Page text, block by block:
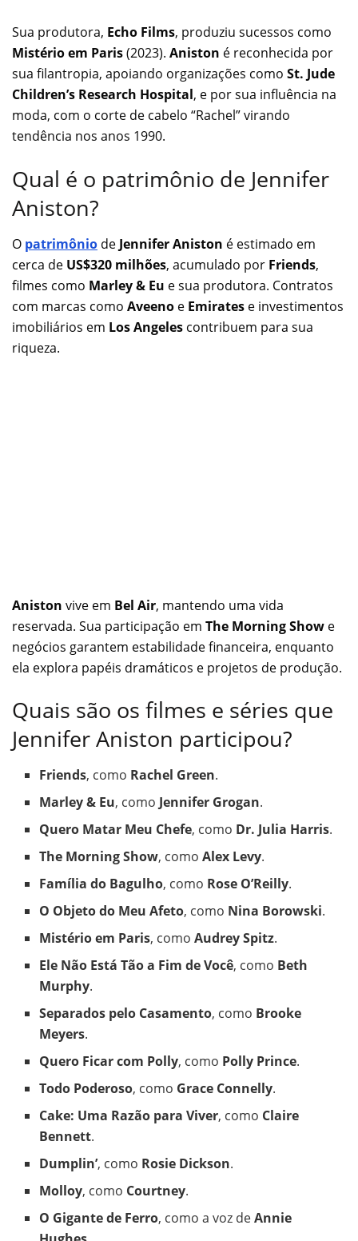
Sua produtora, Echo Films, produziu sucessos como
Mistério em Paris(2023). Aniston é reconhecida por
sua filantropia, apoiando organizações como St. Jude
Children’s Research Hospital, e por sua influência na
moda, com o corte de cabelo “Rachel” virando
tendência nos anos 1990.
Qual é o patrimônio de Jennifer
Aniston?
O patrimônio de Jennifer Aniston é estimado em
cerca de US$320 milhões, acumulado por Friends,
filmes como Marley & Eu e sua produtora. Contratos
com marcas como Aveeno e Emirates e investimentos
imobiliários em Los Angeles contribuem para sua
riqueza.
Aniston vive em Bel Air, mantendo uma vida
reservada. Sua participação em The Morning Show e
negócios garantem estabilidade financeira, enquanto
ela explora papéis dramáticos e projetos de produção.
Quais são os filmes e séries que
Jennifer Aniston participou?
Friends, como Rachel Green.
Marley & Eu, como Jennifer Grogan.
Quero Matar Meu Chefe, como Dr. Julia Harris.
The Morning Show, comoAlex Levy.
Família do Bagulho, como Rose O’Reilly.
O Objeto do Meu Afeto, como Nina Borowski.
Mistério em Paris, comoAudrey Spitz.
Ele Não Está Tão a Fim de Você, como Beth
Murphy.
Separados pelo Casamento, como Brooke
Meyers.
Quero Ficar com Polly, como Polly Prince.
Todo Poderoso, como Grace Connelly.
Cake: Uma Razão para Viver, como Claire
Bennett.
Dumplin’, como Rosie Dickson.
Molloy, como Courtney.
O Gigante de Ferro, como a voz deAnnie